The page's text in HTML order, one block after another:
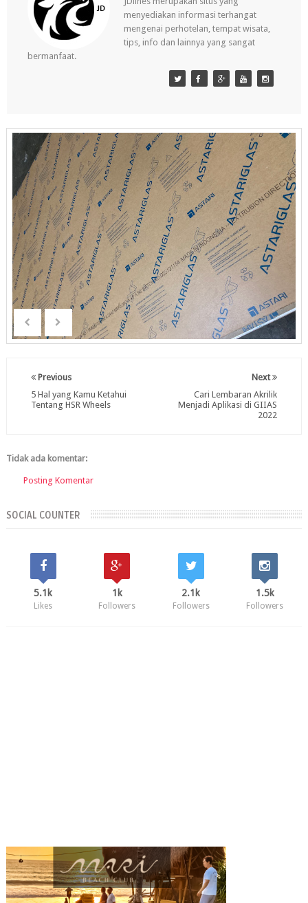
menyediakan informasi terhangat
mengenai perhotelan, tempat wisata,
tips, info dan lainnya yang sangat
bermanfaat.
Next
Cari Lembaran Akrilik
Menjadi Aplikasi di GIIAS
2022
Previous
5 Hal yang Kamu Ketahui
Tentang HSR Wheels
Tidak ada komentar:
Posting Komentar
SOCIAL COUNTER
5.1k
Likes
1k
Followers
2.1k
Followers
1.5k
Followers